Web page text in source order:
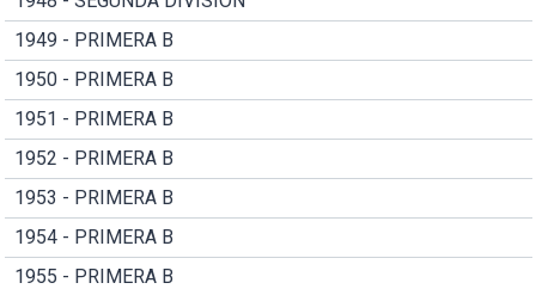
1949 - PRIMERA B
1950 - PRIMERA B
1951 - PRIMERA B
1952 - PRIMERA B
1953 - PRIMERA B
1954 - PRIMERA B
1955 - PRIMERA B